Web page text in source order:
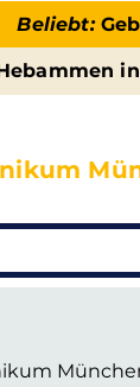
Beliebt: